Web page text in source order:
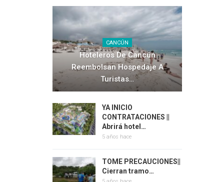
CANCÚN
Hoteleros De Cancún
Reembolsan Hospedaje A
Turistas…
YA INICIO
CONTRATACIONES ||
Abrirá hotel…
5 años hace
TOME PRECAUCIONES||
Cierran tramo…